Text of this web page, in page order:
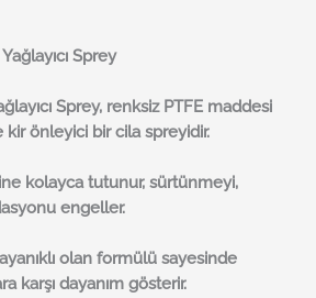
Sprey
Sprey, renksiz PTFE maddesi
kir önleyici bir cila spreyidir.
kolayca tutunur, sürtünmeyi,
engeller.
olan formülü sayesinde
karşı dayanım gösterir.